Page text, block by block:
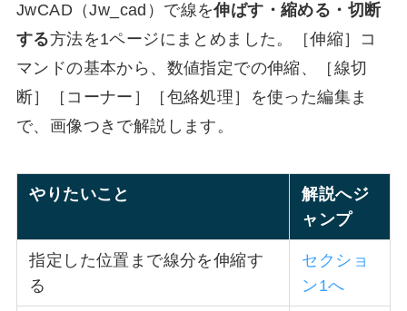
JwCAD（Jw_cad）で線を伸ばす・縮める・切断
する方法を1ページにまとめました。［伸縮］コ
マンドの基本から、数値指定での伸縮、［線切
断］［コーナー］［包絡処理］を使った編集ま
で、画像つきで解説します。
やりたいこと
解説へジ
ャンプ
指定した位置まで線分を伸縮す
る
セクショ
ン1へ